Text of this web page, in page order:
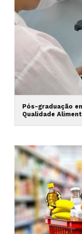
Pós-graduação
Qualidade